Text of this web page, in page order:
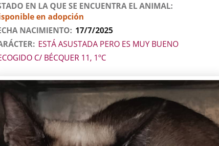
EN LA QUE SE ENCUENTRA EL ANIMAL
en adopción
NACIMIENTO 17/7/2025
ESTÁ ASUSTADA PERO ES MUY BUENO
C/ BÉCQUER 11, 1ºC